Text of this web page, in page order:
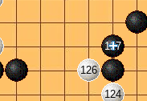
124
126
127